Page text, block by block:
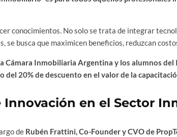
conocimientos. No solo se trata de integrar
se busca que maximicen beneficios, reduzcan
Cámara Inmobiliaria Argentina y los alumnos
del 20% de descuento en el valor de la
Innovación en el Sector
de Rubén Frattini, Co-Founder y CVO de